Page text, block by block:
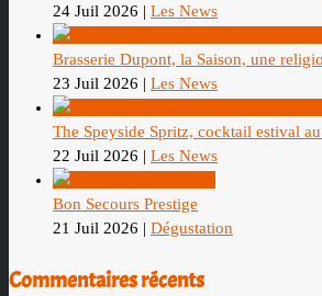
24 Juil 2026 | Les News
Brasserie Dupont, la Saison, une
23 Juil 2026 | Les News
The Speyside Spritz, cocktail estival
22 Juil 2026 | Les News
Bon Secours Prestige
21 Juil 2026 | Dégustation
Commentaires récents